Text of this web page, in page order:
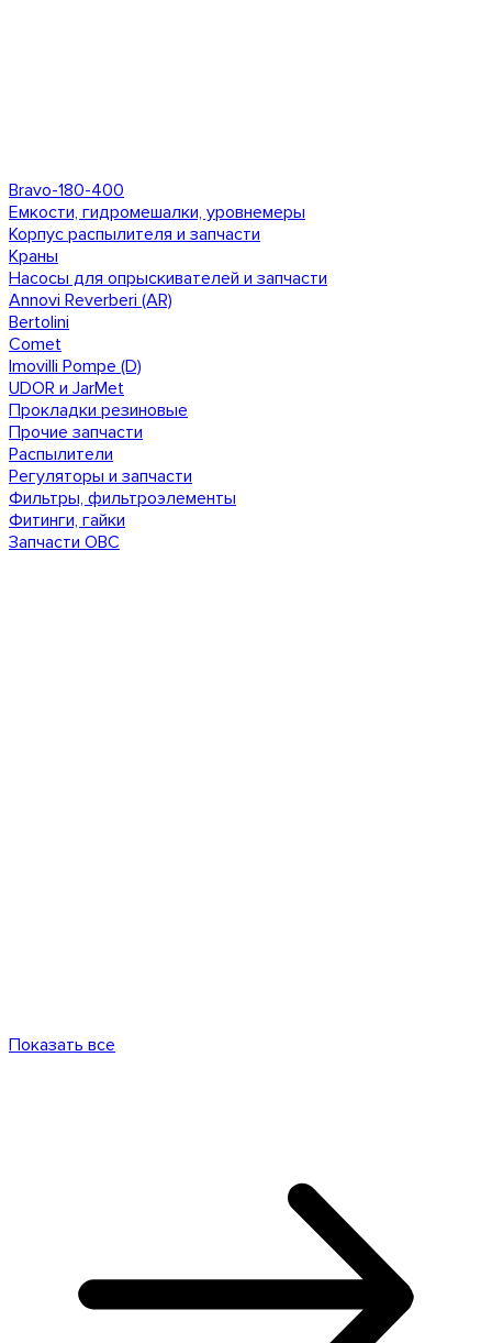
Bravo-180-400
Емкости, гидромешалки, уровнемеры
Корпус распылителя и запчасти
Краны
Насосы для опрыскивателей и запчасти
Annovi Reverberi (AR)
Bertolini
Comet
Imovilli Pompe (D)
UDOR и JarMet
Прокладки резиновые
Прочие запчасти
Распылители
Регуляторы и запчасти
Фильтры, фильтроэлементы
Фитинги, гайки
Запчасти ОВС
Показать все